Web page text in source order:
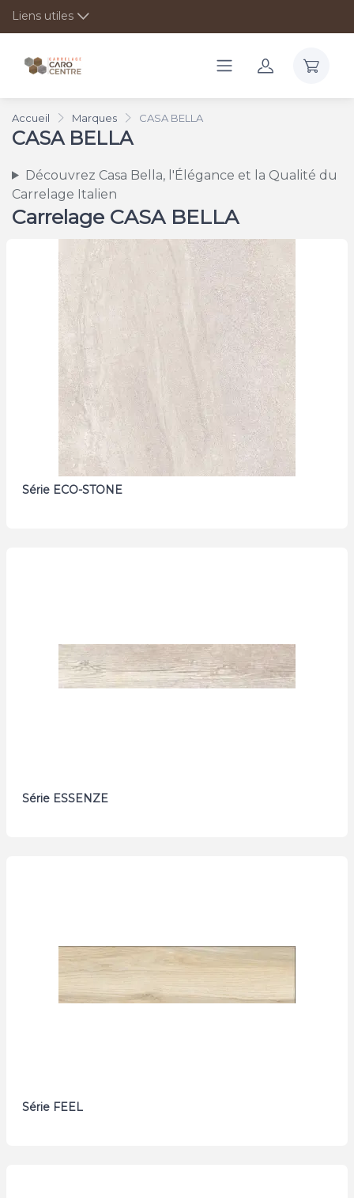
Liens utiles
Accueil Marques CASA BELLA
CASA BELLA
Découvrez Casa Bella, l'Élégance et la Qualité du
Carrelage Italien
Carrelage CASA BELLA
Série ECO-STONE
Série ESSENZE
Série FEEL